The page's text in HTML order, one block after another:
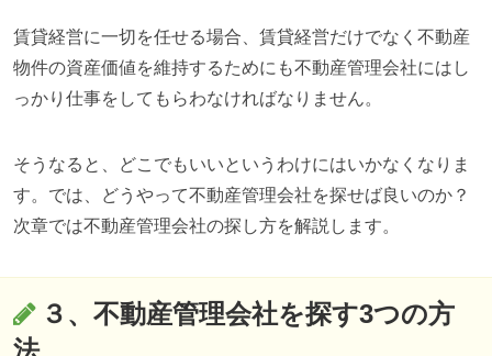
賃貸経営に一切を任せる場合、賃貸経営だけでなく不動産
物件の資産価値を維持するためにも不動産管理会社にはし
っかり仕事をしてもらわなければなりません。
そうなると、どこでもいいというわけにはいかなくなりま
す。では、どうやって不動産管理会社を探せば良いのか？
次章では不動産管理会社の探し方を解説します。
３、不動産管理会社を探す3つの方